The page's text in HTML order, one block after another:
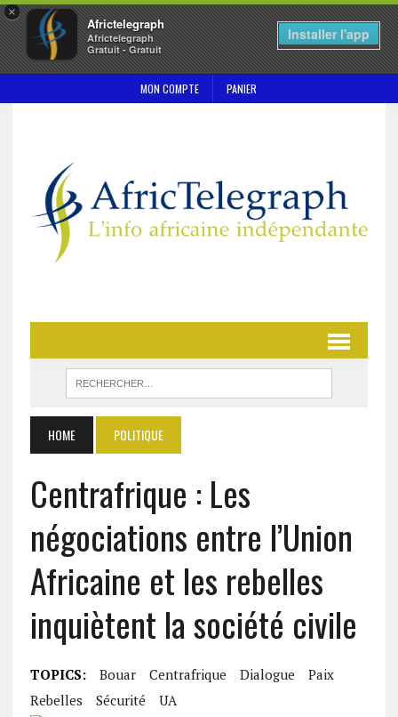
×
Africtelegraph
Africtelegraph
Gratuit - Gratuit
Installer l'app
MON COMPTE PANIER
HOME POLITIQUE
Centrafrique : Les
négociations entre l’Union
Africaine et les rebelles
inquiètent la société civile
TOPICS: Bouar Centrafrique Dialogue
Paix
Rebelles
Sécurité UA